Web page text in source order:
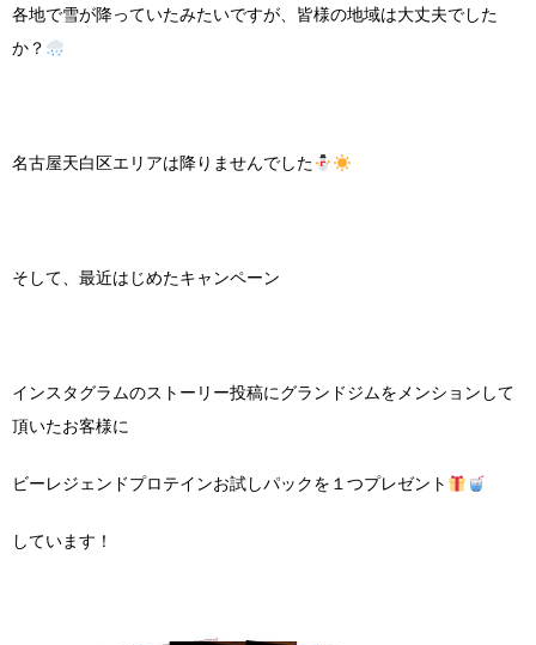
各地で雪が降っていたみたいですが、皆様の地域は大丈夫でした
か？
名古屋天白区エリアは降りませんでした
そして、最近はじめたキャンペーン
インスタグラムのストーリー投稿にグランドジムをメンションして
頂いたお客様に
ビーレジェンドプロテインお試しパックを１つプレゼント
しています！